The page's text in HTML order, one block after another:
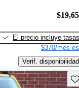
El precio incluye tasas
$370/mes
Verif. disponibilidad